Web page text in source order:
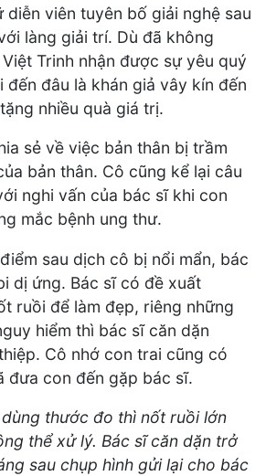
diễn viên tuyên bố giải nghệ sau
làng giải trí. Dù đã không
Trinh nhận được sự yêu quý
đâu là khán giả vây kín đến
nhiều quà giá trị.
sẻ về việc bản thân bị trầm
bản thân. Cô cũng kể lại câu
nghi vấn của bác sĩ khi con
mắc bệnh ung thư.
sau dịch cô bị nổi mẩn, bác
dị ứng. Bác sĩ có đề xuất
ruồi để làm đẹp, riêng những
hiểm thì bác sĩ căn dặn
Cô nhớ con trai cũng có
đưa con đến gặp bác sĩ.
dùng thước đo thì nốt ruồi lớn
thể xử lý. Bác sĩ căn dặn trở
sau chụp hình gửi lại cho bác